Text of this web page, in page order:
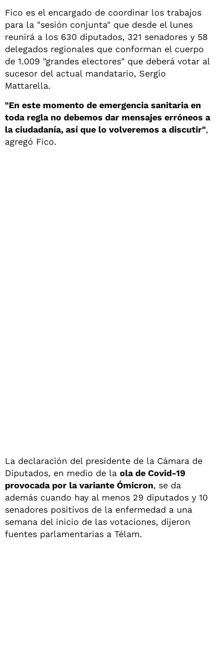
Fico es el encargado de coordinar los trabajos
para la "sesión conjunta" que desde el lunes
reunirá a los 630 diputados, 321 senadores y 58
delegados regionales que conforman el cuerpo
de 1.009 "grandes electores" que deberá votar al
sucesor del actual mandatario, Sergio
Mattarella.
"En este momento de emergencia sanitaria en
toda regla no debemos dar mensajes erróneos a
la ciudadanía, así que lo volveremos a discutir",
agregó Fico.
La declaración del presidente de la Cámara de
Diputados, en medio de la ola de Covid-19
provocada por la variante Ómicron, se da
además cuando hay al menos 29 diputados y 10
senadores positivos de la enfermedad a una
semana del inicio de las votaciones, dijeron
fuentes parlamentarias a Télam.